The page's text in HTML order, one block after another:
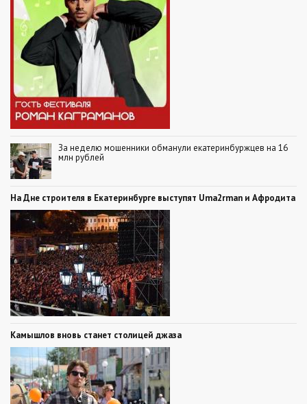
За неделю мошенники обманули екатеринбуржцев на 16
млн рублей
На Дне строителя в Екатеринбурге выступят Uma2rman и Афродита
Камышлов вновь станет столицей джаза